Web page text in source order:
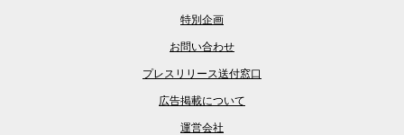
特別企画
お問い合わせ
プレスリリース送付窓口
広告掲載について
運営会社